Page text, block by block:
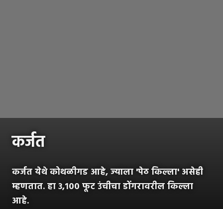
कर्जत
कर्जत येथे कोथळीगड आहे, ज्याला 'पेठ किल्ला' असेही
म्हणतात. हा ३,१०० फूट उंचीचा डोंगरावरील किल्ला
आहे.